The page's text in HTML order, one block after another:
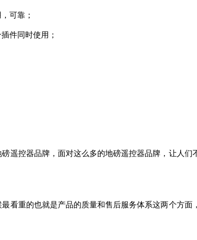
可靠；
件同时使用；
遥控器品牌，面对这么多的地磅遥控器品牌，让人
看重的也就是产品的质量和售后服务体系这两个方